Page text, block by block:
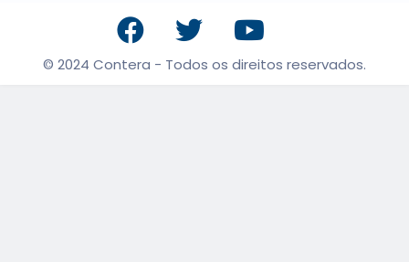
© 2024 Contera - Todos os direitos reservados.